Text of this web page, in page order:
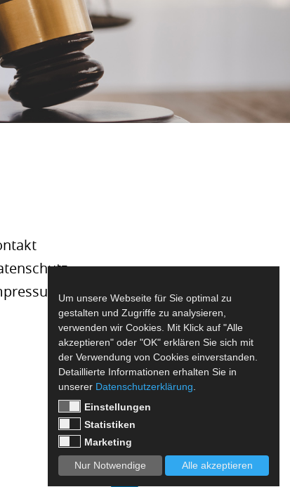
Um unsere Webseite für Sie optimal zu
gestalten und Zugriffe zu analysieren,
verwenden wir Cookies. Mit Klick auf "Alle
akzeptieren" oder "OK" erklären Sie sich mit
der Verwendung von Cookies einverstanden.
Detaillierte Informationen erhalten Sie in
unserer Datenschutzerklärung
Einstellungen
Statistiken
Marketing
Nur Notwendige Alle akzeptieren